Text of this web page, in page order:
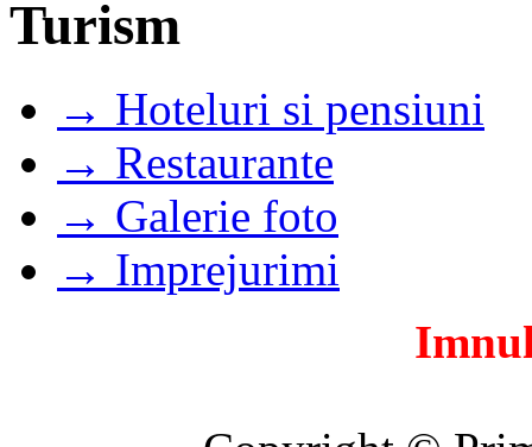
Turism
→ Hoteluri si pensiuni
→ Restaurante
→ Galerie foto
→ Imprejurimi